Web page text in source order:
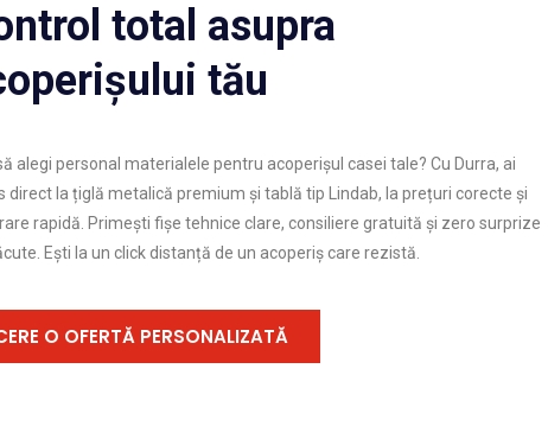
total asupra
tău
alegi personal materialele pentru acoperișul casei tale? Cu Durra, ai
direct la țiglă metalică premium și tablă tip Lindab, la prețuri corecte și
rapidă. Primești fișe tehnice clare, consiliere gratuită și zero surprize
Ești la un click distanță de un acoperiș care rezistă.
O OFERTĂ PERSONALIZATĂ